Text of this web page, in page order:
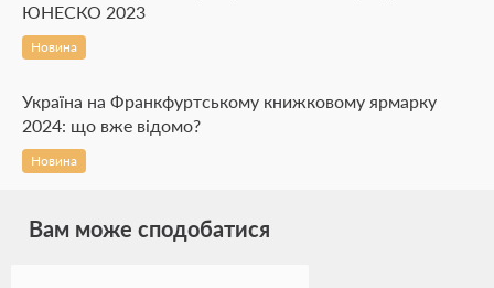
ЮНЕСКО 2023
Новина
Україна на Франкфуртському книжковому ярмарку
2024: що вже відомо?
Новина
Вам може сподобатися